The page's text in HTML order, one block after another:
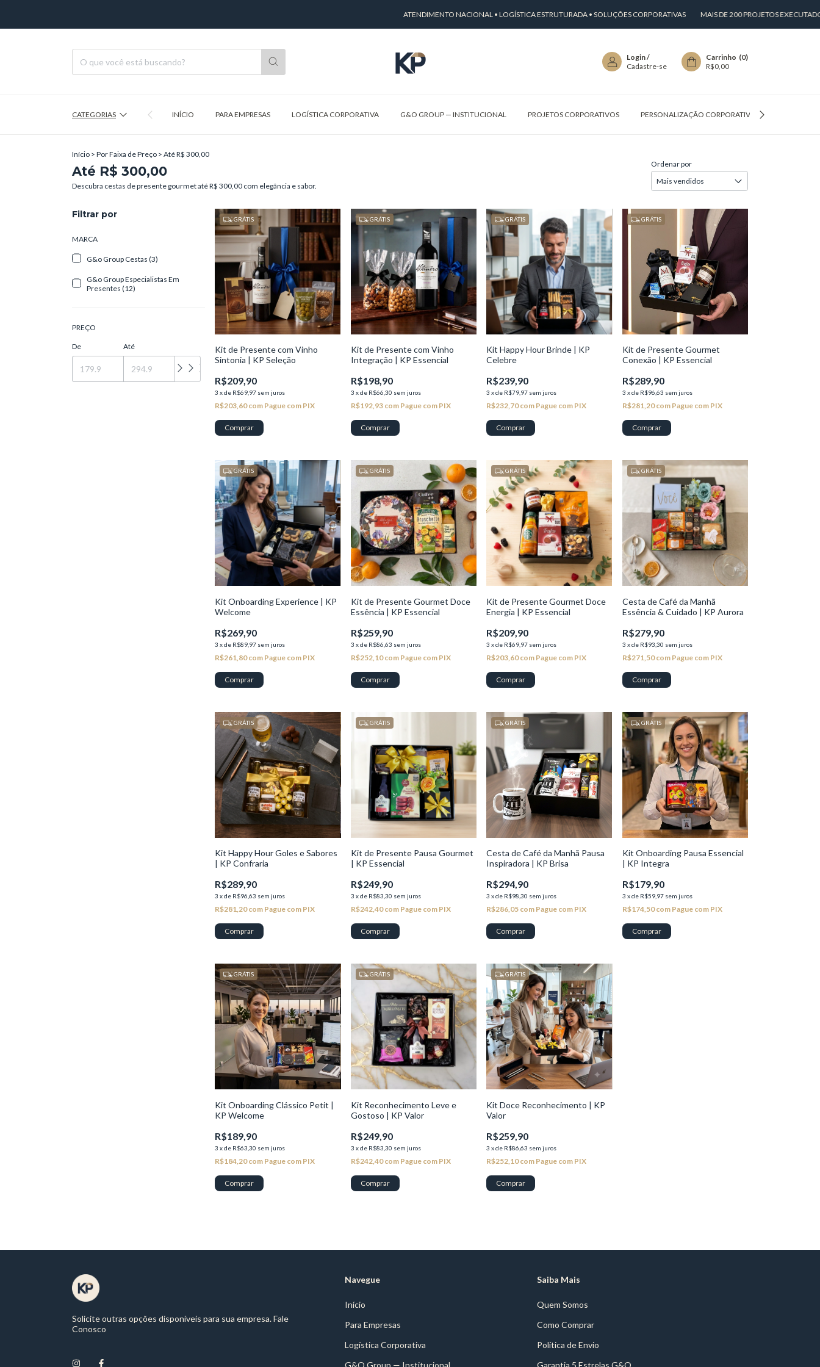
ATENDIMENTO NACIONAL • LOGÍSTICA ESTRUTURADA • SOLUÇÕES CORPORATIVAS MAIS DE 200 PROJETOS EXECUTADOS
Login/
Cadastre-se
Carrinho (0)
R$0,00
CATEGORIAS INÍCIO PARA EMPRESAS LOGÍSTICA CORPORATIVA G&O GROUP — INSTITUCIONAL PROJETOS CORPORATIVOS PERSONALIZAÇÃO CORPORATIVA
Início > Por Faixa de Preço > Até R$ 300,00
Até R$ 300,00
Descubra cestas de presente gourmet até R$ 300,00 com elegância e sabor.
Ordenar por
Filtrar por
MARCA
G&o Group Cestas (3)
G&o Group Especialistas Em
Presentes (12)
PREÇO
De Até
GRÁTIS
Kit de Presente com Vinho
Sintonia | KP Seleção
R$209,90
3 xde R$69,97 sem juros
R$203,60com Pague com PIX
GRÁTIS
Kit de Presente com Vinho
Integração | KP Essencial
R$198,90
3 xde R$66,30 sem juros
R$192,93 com Pague com PIX
GRÁTIS
Kit Happy Hour Brinde | KP
Celebre
R$239,90
3 xde R$79,97 sem juros
R$232,70com Pague com PIX
GRÁTIS
Kit de Presente Gourmet
Conexão | KP Essencial
R$289,90
3 xde R$96,63 sem juros
R$281,20com Pague com PIX
GRÁTIS
Kit Onboarding Experience | KP
Welcome
R$269,90
3 xde R$89,97 sem juros
R$261,80com Pague com PIX
GRÁTIS
Kit de Presente Gourmet Doce
Essência | KP Essencial
R$259,90
3 xde R$86,63 sem juros
R$252,10com Pague com PIX
GRÁTIS
Kit de Presente Gourmet Doce
Energia | KP Essencial
R$209,90
3 xde R$69,97 sem juros
R$203,60com Pague com PIX
GRÁTIS
Cesta de Café da Manhã
Essência & Cuidado | KP Aurora
R$279,90
3 xde R$93,30 sem juros
R$271,50com Pague com PIX
GRÁTIS
Kit Happy Hour Goles e Sabores
| KP Confraria
R$289,90
3 xde R$96,63 sem juros
R$281,20com Pague com PIX
GRÁTIS
Kit de Presente Pausa Gourmet
| KP Essencial
R$249,90
3 xde R$83,30 sem juros
R$242,40com Pague com PIX
GRÁTIS
Cesta de Café da Manhã Pausa
Inspiradora | KP Brisa
R$294,90
3 xde R$98,30 sem juros
R$286,05 com Pague com PIX
GRÁTIS
Kit Onboarding Pausa Essencial
| KP Integra
R$179,90
3 xde R$59,97 sem juros
R$174,50com Pague com PIX
GRÁTIS
Kit Onboarding Clássico Petit |
KP Welcome
R$189,90
3 xde R$63,30 sem juros
R$184,20com Pague com PIX
GRÁTIS
Kit Reconhecimento Leve e
Gostoso | KP Valor
R$249,90
3 xde R$83,30 sem juros
R$242,40com Pague com PIX
GRÁTIS
Kit Doce Reconhecimento | KP
Valor
R$259,90
3 xde R$86,63 sem juros
R$252,10com Pague com PIX
Solicite outras opções disponíveis para sua empresa. Fale
Conosco
Navegue
Início
Para Empresas
Logística Corporativa
G&O Group — Institucional
Saiba Mais
Quem Somos
Como Comprar
Política de Envio
Garantia 5 Estrelas G&O